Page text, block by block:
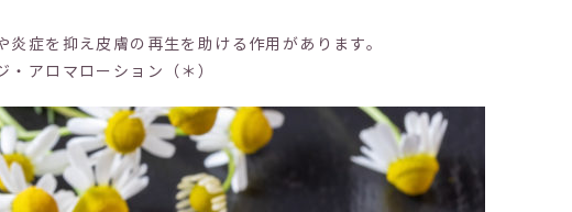
炎症を抑え皮膚の再生を助ける作用があります。
アロマローション（＊）